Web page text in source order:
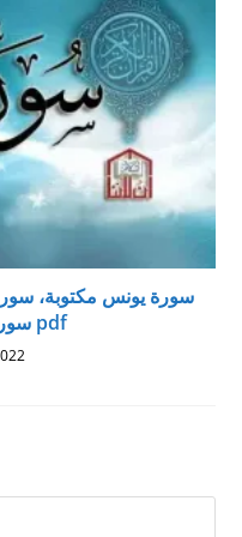
سورة يونس مكتوبة،
سورة يونس مكتوبة pdf